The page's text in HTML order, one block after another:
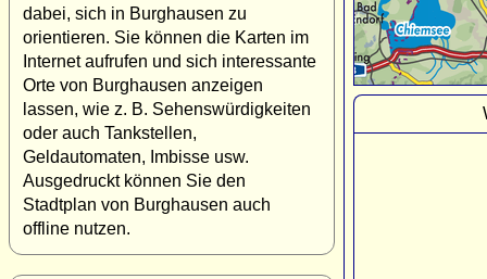
dabei, sich in Burghausen zu
orientieren. Sie können die Karten im
Internet aufrufen und sich interessante
Orte von Burghausen anzeigen
lassen, wie z. B. Sehenswürdigkeiten
oder auch Tankstellen,
Geldautomaten, Imbisse usw.
Ausgedruckt können Sie den
Stadtplan von Burghausen auch
offline nutzen.